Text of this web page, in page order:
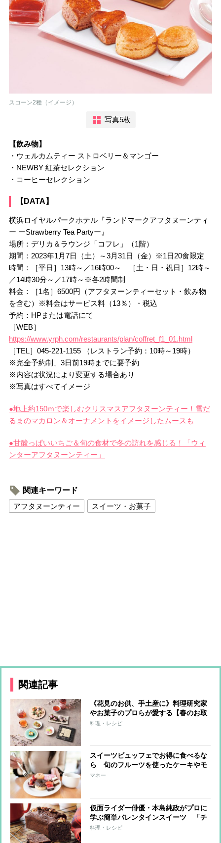
スコーン2種（イメージ）
写真5枚
【飲み物】
・ウェルカムティー ストロベリー＆マンゴー
・NEWBY 紅茶セレクション
・コーヒーセレクション
【DATA】
横浜ロイヤルパークホテル『ランドマークアフタヌーンティ
ー ーStrawberry Tea Partyー』
場所：デリカ＆ラウンジ「コフレ」（1階）
期間：2023年1月7日（土）～3月31日（金）※1日20食限定
時間：［平日］13時～／16時00～ ［土・日・祝日］12時～
／14時30分～／17時～※各2時間制
料金：［1名］6500円（アフタヌーンティーセット・飲み物
を含む）※料金はサービス料（13％）・税込
予約：HPまたは電話にて
［WEB］
https://www.yrph.com/restaurants/plan/coffret_f1_01.html
［TEL］045-221-1155 （レストラン予約：10時～19時）
※完全予約制、3日前19時までに要予約
※内容は状況により変更する場合あり
※写真はすべてイメージ
●地上約150ｍで楽しむクリスマスアフタヌーンティー！雪だ
るまのマカロン＆オーナメントをイメージしたムースも
●甘酸っぱいいちご＆旬の食材で冬の訪れを感じる！「ウィ
ンターアフタヌーンティー」
関連キーワード
アフタヌーンティー
スイーツ・お菓子
関連記事
《花見のお供、手土産に》料理研究家
やお菓子のプロらが愛する【春のお取
り寄せ】華やかな見た目と色合いで心
料理・レシピ
スイーツビュッフェでお得に食べるな
ら 旬のフルーツを使ったケーキやモ
ンブランを選ぶべし
マネー
仮面ライダー俳優・本島純政がプロに
学ぶ簡単バレンタインスイーツ 「チ
ョコバナナパウンドケーキ」と「生チ
料理・レシピ